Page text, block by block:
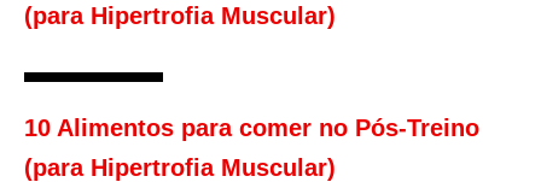
(para Hipertrofia Muscular)
10 Alimentos para comer no Pós-Treino
(para Hipertrofia Muscular)